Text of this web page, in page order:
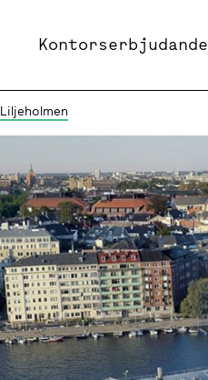
Kontorserbjudande
Liljeholmen